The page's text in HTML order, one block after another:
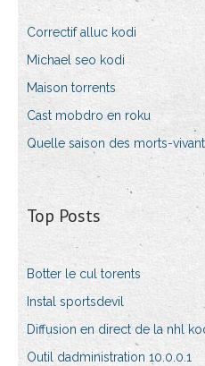
Correctif alluc kodi
Michael seo kodi
Maison torrents
Cast mobdro en roku
Quelle saison des morts-
Top Posts
Botter le cul torents
Instal sportsdevil
Diffusion en direct de la nhl
Outil dadministration 10.0.0.1